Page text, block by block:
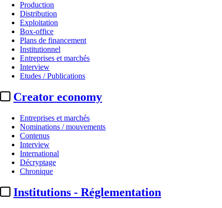
Production
Distribution
Exploitation
Box-office
Plans de financement
Institutionnel
Entreprises et marchés
Interview
Etudes / Publications
Creator economy
Entreprises et marchés
Nominations / mouvements
Contenus
Interview
International
Décryptage
Chronique
Institutions - Réglementation